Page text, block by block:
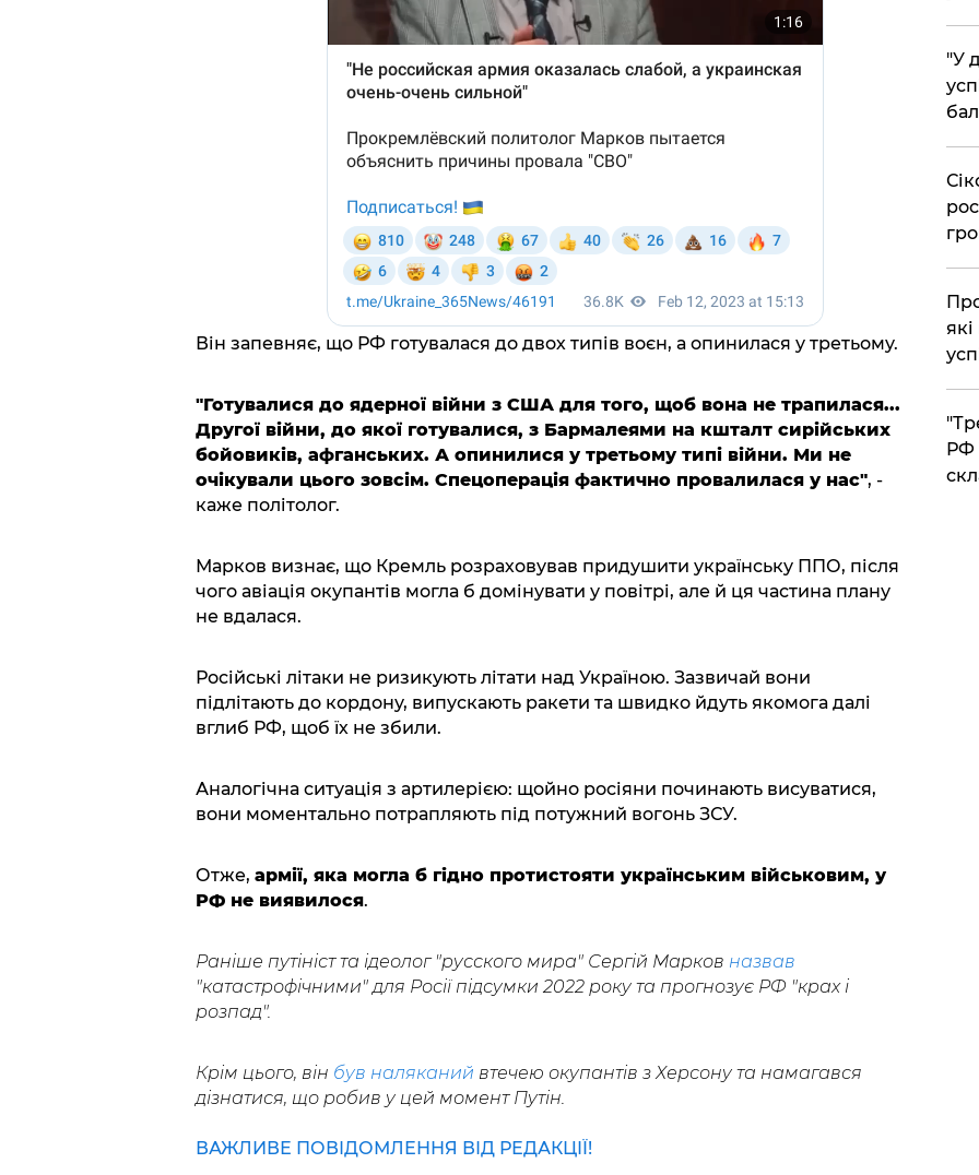
Він запевняє, що РФ готувалася до двох типів воєн, а опинилася у третьому.
"Готувалися до ядерної війни з США для того, щоб вона не трапилася...
Другої війни, до якої готувалися, з Бармалеями на кшталт сирійських
бойовиків, афганських. А опинилися у третьому типі війни. Ми не
очікували цього зовсім. Спецоперація фактично провалилася у нас", -
каже політолог.
Марков визнає, що Кремль розраховував придушити українську ППО, після
чого авіація окупантів могла б домінувати у повітрі, але й ця частина плану
не вдалася.
Російські літаки не ризикують літати над Україною. Зазвичай вони
підлітають до кордону, випускають ракети та швидко йдуть якомога далі
вглиб РФ, щоб їх не збили.
Аналогічна ситуація з артилерією: щойно росіяни починають висуватися,
вони моментально потрапляють під потужний вогонь ЗСУ.
Отже, армії, яка могла б гідно протистояти українським військовим, у
РФ не виявилося.
Раніше путініст та ідеолог "русского мира" Сергій Марков назвав
"катастрофічними" для Росії підсумки 2022 року та прогнозує РФ "крах і
розпад".
Крім цього, він був наляканий втечею окупантів з Херсону та намагався
дізнатися, що робив у цей момент Путін.
ВАЖЛИВЕ ПОВІДОМЛЕННЯ ВІД РЕДАКЦІЇ!
​"У
РФ